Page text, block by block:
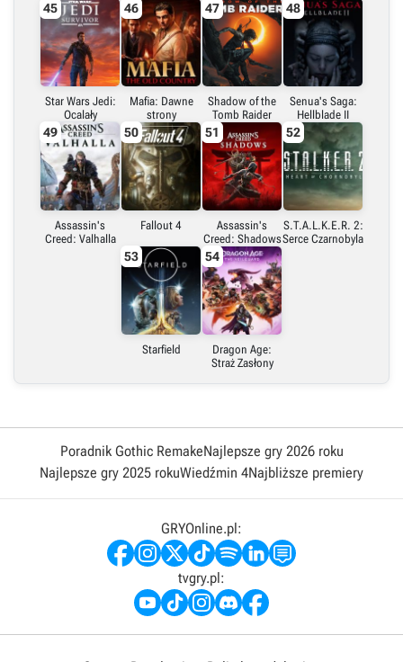
45
Star Wars Jedi:
Ocalały
46
Mafia: Dawne
strony
47
Shadow of the
Tomb Raider
48
Senua's Saga:
Hellblade II
49
Assassin's
Creed: Valhalla
50
Fallout 4
51
Assassin's
Creed: Shadows
52
S.T.A.L.K.E.R. 2:
Serce Czarnobyla
53
Starfield
54
Dragon Age:
Straż Zasłony
Poradnik Gothic RemakeNajlepsze gry 2026 roku
Najlepsze gry 2025 rokuWiedźmin 4Najbliższe premiery
GRYOnline.pl:
tvgry.pl: